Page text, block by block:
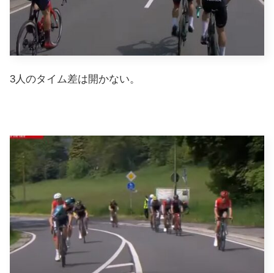
3人のタイム差は開かない。